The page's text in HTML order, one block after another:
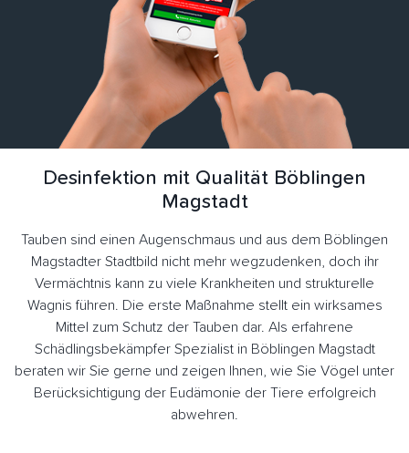
Desinfektion mit Qualität Böblingen
Magstadt
Tauben sind einen Augenschmaus und aus dem Böblingen
Magstadter Stadtbild nicht mehr wegzudenken, doch ihr
Vermächtnis kann zu viele Krankheiten und strukturelle
Wagnis führen. Die erste Maßnahme stellt ein wirksames
Mittel zum Schutz der Tauben dar. Als erfahrene
Schädlingsbekämpfer Spezialist in Böblingen Magstadt
beraten wir Sie gerne und zeigen Ihnen, wie Sie Vögel unter
Berücksichtigung der Eudämonie der Tiere erfolgreich
abwehren.